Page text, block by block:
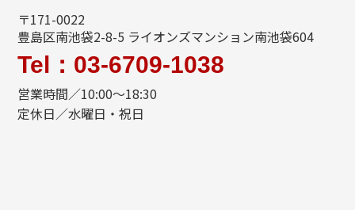
〒171-0022
豊島区南池袋2-8-5 ライオンズマンション南池袋604
Tel：03-6709-1038
営業時間／10:00～18:30
定休日／水曜日・祝日